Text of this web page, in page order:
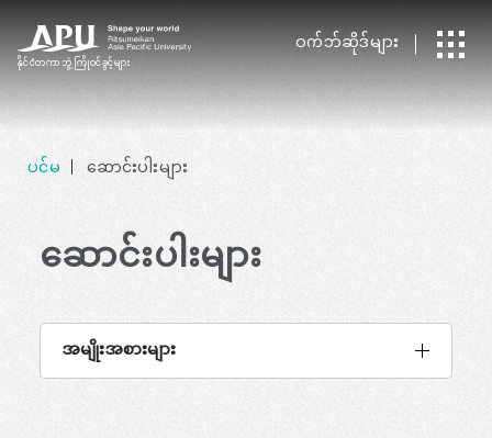
နိုင်ငံတကာ​ ​ဘွဲ့ကြိုဝင်ခွင့်များ
ဝက်ဘ်ဆိုဒ်များ
ပင်မ ဆောင်းပါးများ
ဆောင်းပါးများ
အမျိုးအစားများ